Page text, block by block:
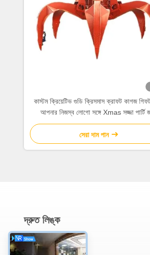
কাস্টম ক্রিয়েটিভ গুডি ক্রিসমাস ক্রাফট কাগজ
আপনার নিজস্ব লোগো সঙ্গে Xmas সজ্জা পার্টি
সেরা দাম পান
দ্রুত লিঙ্ক
বাড়ি